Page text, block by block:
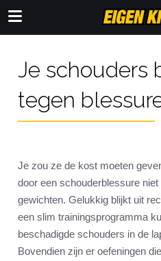
Je schouders
tegen
Je zou ze de kost moeten
door een schouderblessure
gewichten. Gelukkig blijkt uit
een slim trainingsprogramma
beschadigde schouders in de
Bovendien zijn er oefeningen